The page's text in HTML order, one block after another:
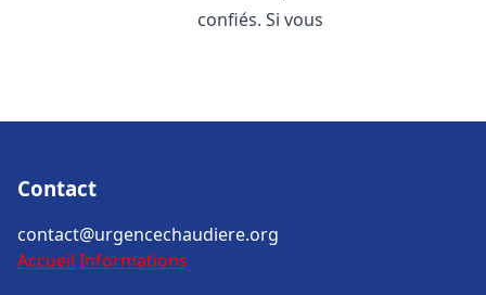
confiés. Si vous
Contact
contact@urgencechaudiere.org
Accueil Informations